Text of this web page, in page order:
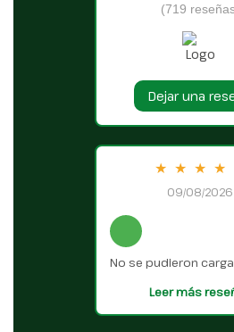
(719
Dejar una
★ ★ ★ ★
09/08/2026
No se pudieron
Leer más